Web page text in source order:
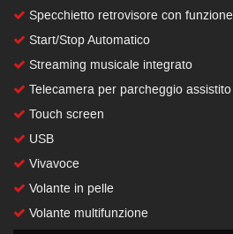
Specchietto retrovisore con
Start/Stop Automatico
Streaming musicale integrato
Telecamera per parcheggio assistito
Touch screen
USB
Vivavoce
Volante in pelle
Volante multifunzione